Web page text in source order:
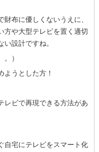
布に優しくないうえに、
方や大型テレビを置く適切
設計ですね。
）
ようとした方！
レビで再現できる方法があ
自宅にテレビをスマート化